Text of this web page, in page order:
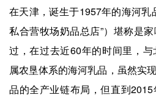
在天津，诞生于1957年的海河乳
私合营牧场奶品总店”）堪称是
过，在过去近60年的时间里，
属农垦体系的海河乳品，虽然实
品的全产业链布局，但直到